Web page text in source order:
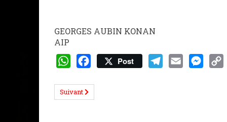
GEORGES AUBIN KONAN
AIP
Post
Suivant